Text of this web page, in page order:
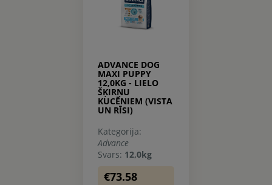
ADVANCE DOG
MAXI PUPPY
12,0KG - LIELO
ŠĶIRŅU
KUCĒNIEM (VISTA
UN RĪSI)
Kategorija:
Advance
Svars: 12,0kg
€73.58